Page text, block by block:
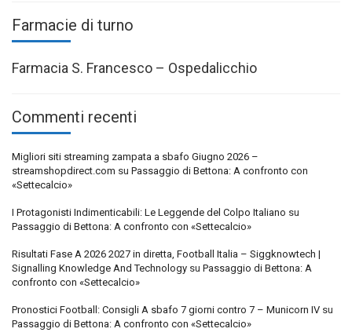
Farmacie di turno
Farmacia S. Francesco – Ospedalicchio
Commenti recenti
Migliori siti streaming zampata a sbafo Giugno 2026 –
streamshopdirect.com su Passaggio di Bettona: A confronto con
«Settecalcio»
I Protagonisti Indimenticabili: Le Leggende del Colpo Italiano su
Passaggio di Bettona: A confronto con «Settecalcio»
Risultati Fase A 2026 2027 in diretta, Football Italia – Siggknowtech |
Signalling Knowledge And Technology su Passaggio di Bettona: A
confronto con «Settecalcio»
Pronostici Football: Consigli A sbafo 7 giorni contro 7 – Municorn IV su
Passaggio di Bettona: A confronto con «Settecalcio»